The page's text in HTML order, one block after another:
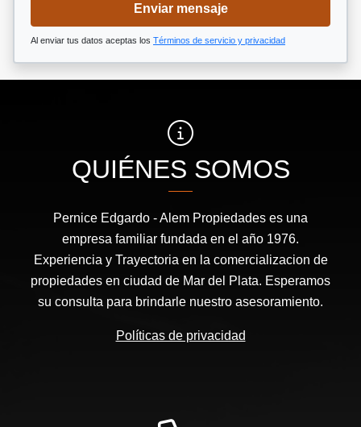
Enviar mensaje
Al enviar tus datos aceptas los Términos de servicio y privacidad
QUIÉNES SOMOS
Pernice Edgardo - Alem Propiedades es una
empresa familiar fundada en el año 1976.
Experiencia y Trayectoria en la comercializacion de
propiedades en ciudad de Mar del Plata. Esperamos
su consulta para brindarle nuestro asesoramiento.
Políticas de privacidad